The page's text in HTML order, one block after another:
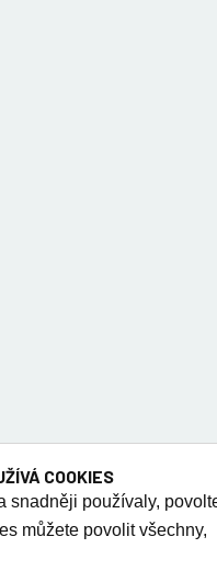
COOKIES
snadněji používaly,
můžete povolit všechny,